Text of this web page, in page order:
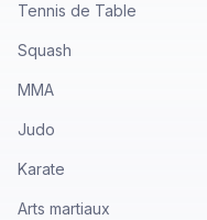
Tennis de Table
Squash
MMA
Judo
Karate
Arts martiaux